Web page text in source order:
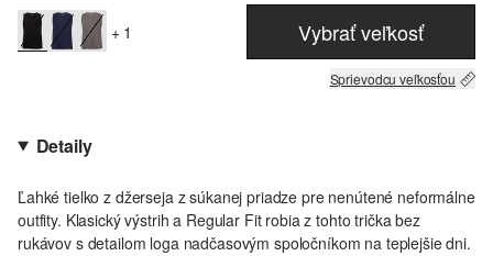
+ 1 Vybrať veľkosť
Sprievodcu veľkosťou
Detaily
Ľahké tielko z džerseja z súkanej priadze pre nenútené neformálne
outfity. Klasický výstrih a Regular Fit robia z tohto trička bez
rukávov s detailom loga nadčasovým spoločníkom na teplejšie dni.